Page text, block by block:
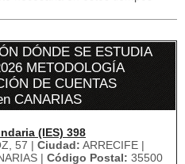
DÓNDE SE ESTUDIA
METODOLOGÍA
DE CUENTAS
CANARIAS
(IES) 398
57 | Ciudad: ARRECIFE |
| Código Postal: 35500